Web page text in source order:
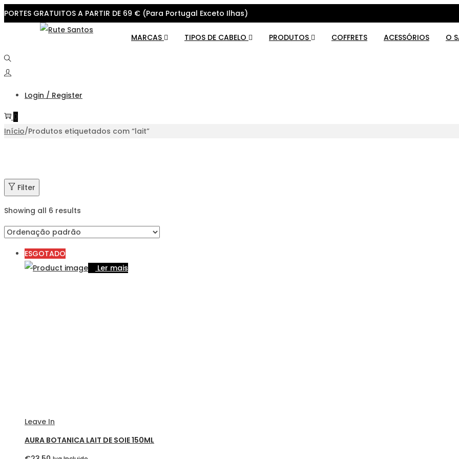
PORTES GRATUITOS A PARTIR DE 69 € (Para Portugal Exceto Ilhas)
navigation
content
MARCAS TIPOS DE CABELO PRODUTOS COFFRETS ACESSÓRIOS O
Login / Register
0
Início/Produtos etiquetados com “lait”
Filter
Showing all 6 results
ESGOTADO
Ler mais
Leave In
AURA BOTANICA LAIT DE SOIE 150ML